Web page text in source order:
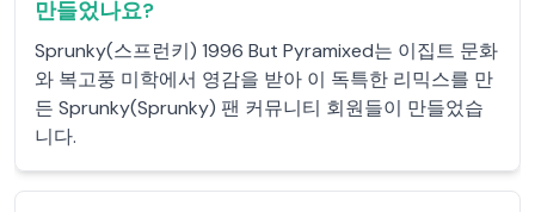
만들었나요?
Sprunky(스프런키) 1996 But Pyramixed는 이집트 문화
와 복고풍 미학에서 영감을 받아 이 독특한 리믹스를 만
든 Sprunky(Sprunky) 팬 커뮤니티 회원들이 만들었습
니다.